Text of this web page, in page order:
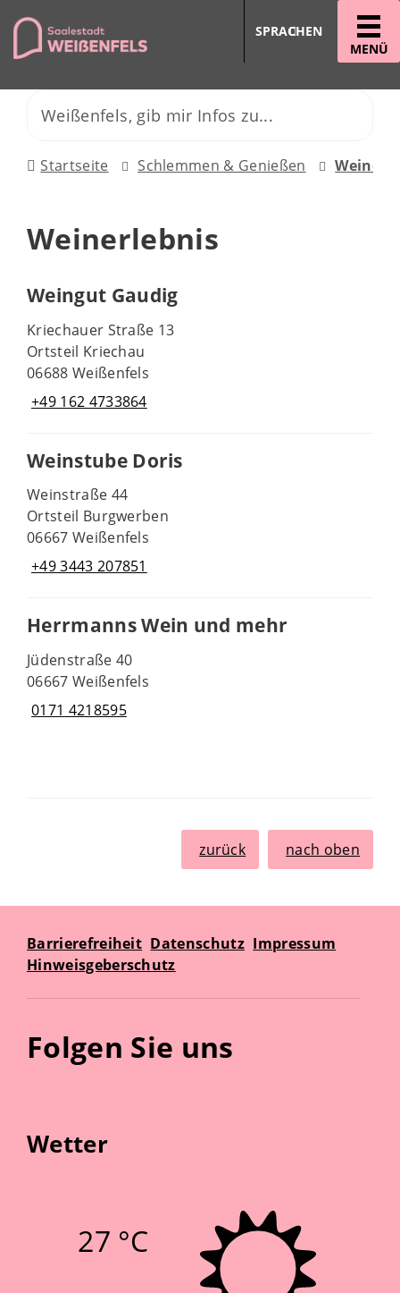
MENÜ
SPRACHEN
Startseite Schlemmen & Genießen
Weinerlebnis
Weingut Gaudig
Kriechauer Straße 13
Ortsteil Kriechau
06688 Weißenfels
+49 162 4733864
Weinstube Doris
Weinstraße 44
Ortsteil Burgwerben
06667 Weißenfels
+49 3443 207851
Herrmanns Wein und mehr
Jüdenstraße 40
06667 Weißenfels
0171 4218595
zurück nach oben
Barrierefreiheit Datenschutz Impressum
Hinweisgeberschutz
Folgen Sie uns
Wetter
27 °C